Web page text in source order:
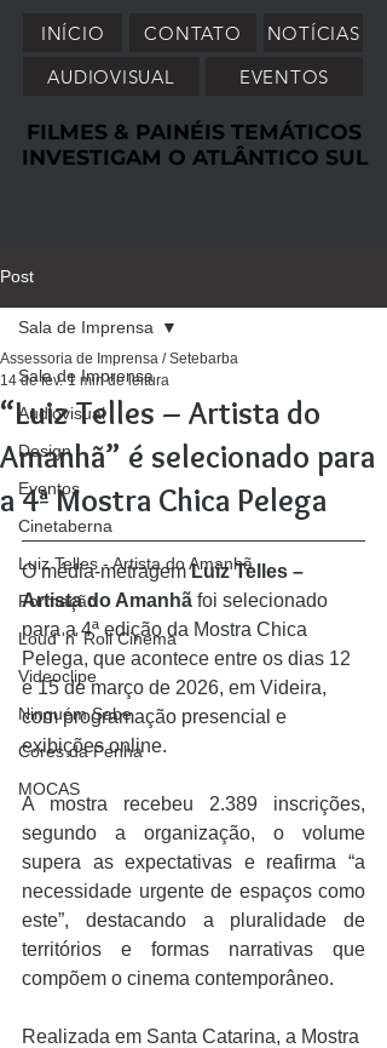
INÍCIO CONTATO
NOTÍCIAS
AUDIOVISUAL
EVENTOS
FILMES & PAINÉIS TEMÁTICOS
INVESTIGAM O ATLÂNTICO SUL
FILMES & PAINÉIS TEMÁTICOS
INVESTIGAM O ATLÂNTICO SUL
Post
Sala de Imprensa
Audiovisual
Design
Eventos
Cinetaberna
Luiz Telles - Artista do Amanhã
Formação
Loud 'n' Roll Cinema
Videoclipe
Ninguém Sabe
Cores da Penha
MOCAS
Sala de Imprensa
“Luiz Telles – Artista do
Amanhã” é selecionado para
a 4ª Mostra Chica Pelega
Assessoria de Imprensa / Setebarba
14 de fev. 1 min de leitura
O média-metragem Luiz Telles –
Artista do Amanhã foi selecionado
para a 4ª edição da Mostra Chica
Pelega, que acontece entre os dias 12
e 15 de março de 2026, em Videira,
com programação presencial e
exibições online.
A mostra recebeu 2.389 inscrições,
segundo a organização, o volume
supera as expectativas e reafirma “a
necessidade urgente de espaços como
este”, destacando a pluralidade de
territórios e formas narrativas que
compõem o cinema contemporâneo.
Realizada em Santa Catarina, a Mostra